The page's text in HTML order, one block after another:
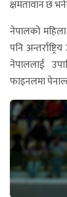
क्षमतावान छ
नेपालको
पनि
नेपाललाई
फाइनलमा